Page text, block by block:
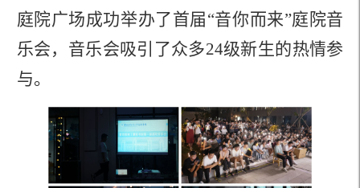
庭院广场成功举办了首届“音你而来”庭院音
乐会， 音乐会吸引了众多24级新生的热情参
与。